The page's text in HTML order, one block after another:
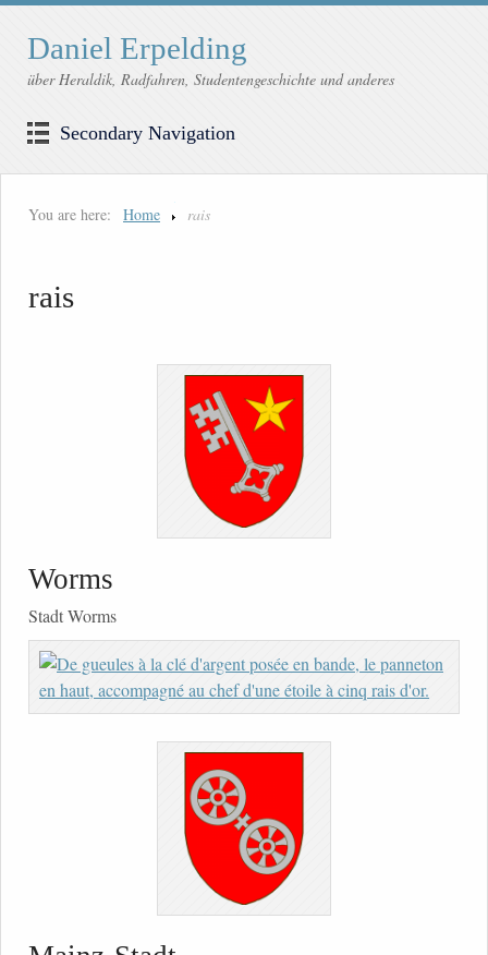
Daniel Erpelding
über Heraldik, Radfahren, Studentengeschichte und anderes
Secondary Navigation
You are here: Home rais
rais
Worms
Stadt Worms